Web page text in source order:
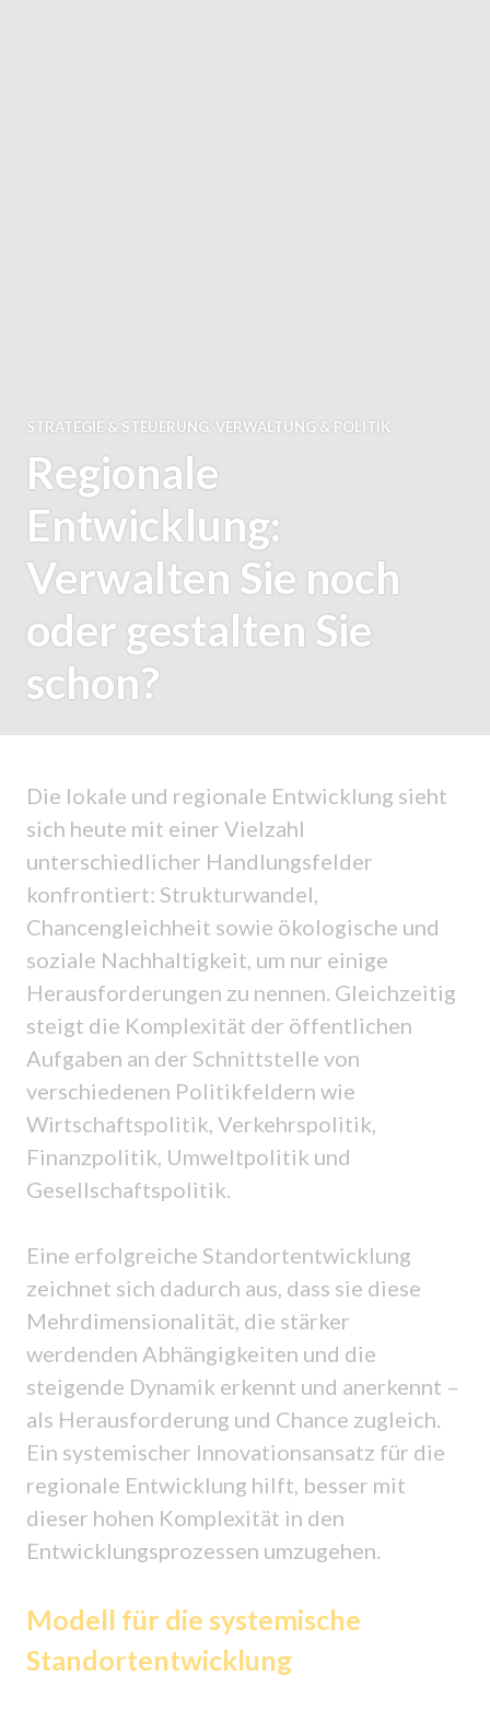
STRATEGIE & STEUERUNG, VERWALTUNG & POLITIK
Regionale
Entwicklung:
Verwalten Sie noch
oder gestalten Sie
schon?
Die lokale und regionale Entwicklung sieht
sich heute mit einer Vielzahl
unterschiedlicher Handlungsfelder
konfrontiert: Strukturwandel,
Chancengleichheit sowie ökologische und
soziale Nachhaltigkeit, um nur einige
Herausforderungen zu nennen. Gleichzeitig
steigt die Komplexität der öffentlichen
Aufgaben an der Schnittstelle von
verschiedenen Politikfeldern wie
Wirtschaftspolitik, Verkehrspolitik,
Finanzpolitik, Umweltpolitik und
Gesellschaftspolitik.
Eine erfolgreiche Standortentwicklung
zeichnet sich dadurch aus, dass sie diese
Mehrdimensionalität, die stärker
werdenden Abhängigkeiten und die
steigende Dynamik erkennt und anerkennt –
als Herausforderung und Chance zugleich.
Ein systemischer Innovationsansatz für die
regionale Entwicklung hilft, besser mit
dieser hohen Komplexität in den
Entwicklungsprozessen umzugehen.
Modell für die systemische
Standortentwicklung